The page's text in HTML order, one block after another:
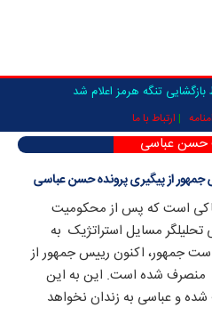
بازگشایی تنگه هرمز اعلام شد
ارتباط با ما
حسن عباسی
از پیگیری پرونده حسن عباسی
است که پس از محکومیت
مسایل استراتژیک به
جمهور، اکنون رییس جمهور از
منصرف شده است. این به این
و عباسی به زندان نخواهد